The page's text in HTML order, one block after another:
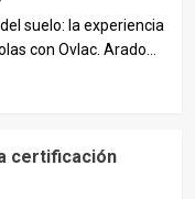
suelo: la experiencia
con Ovlac. Arado...
certificación